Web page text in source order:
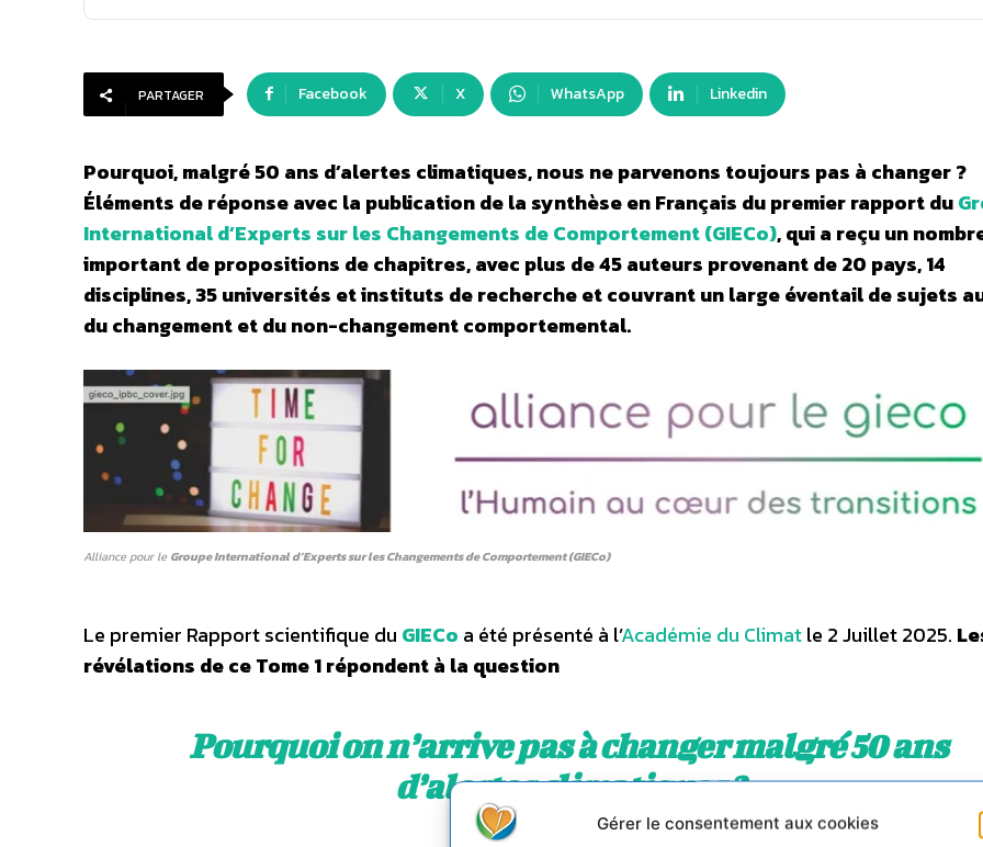
Gérer le consentement aux cookies
PARTAGER Facebook X WhatsApp Linkedin
Pourquoi, malgré 50 ans d’alertes climatiques, nous ne parvenons toujours pas à changer ?
Éléments de réponse avec la publication de la synthèse en Français du premier rapport du
International d’Experts sur les Changements de Comportement (GIECo), qui a reçu un
important de propositions de chapitres, avec plus de 45 auteurs provenant de 20 pays, 14
disciplines, 35 universités et instituts de recherche et couvrant un large éventail de sujets
du changement et du non-changement comportemental.
Alliance pour leGroupe International d’Experts sur les Changements de Comportement (GIECo)
Le premier Rapport scientifique du GIECo a été présenté à l’Académie du Climatle 2 Juillet 2025.
révélations de ce Tome 1 répondent à la question
Pourquoi on n’arrive pas à changer malgré 50 ans
d’alertes climatiques ?